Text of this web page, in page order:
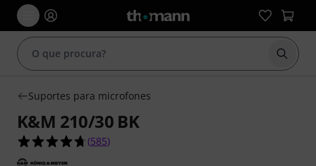
Iniciar
Suportes para microfones
K&M 210/30 BK
4.7 de 5 estrelas de 585 avaliações de clientes
(585)